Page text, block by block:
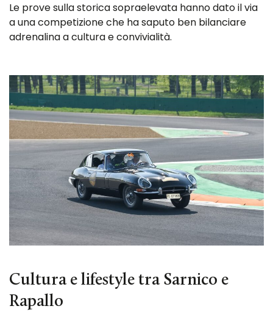
Le prove sulla storica sopraelevata hanno dato il via
a una competizione che ha saputo ben bilanciare
adrenalina a cultura e convivialità.
Cultura e lifestyle tra Sarnico e
Rapallo